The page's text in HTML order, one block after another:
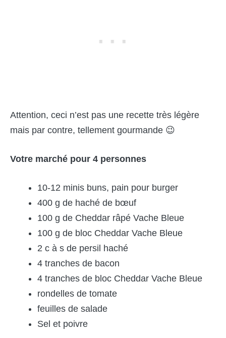
Attention, ceci n’est pas une recette très légère
mais par contre, tellement gourmande 😉
Votre marché pour 4 personnes
10-12 minis buns, pain pour burger
400 g de haché de bœuf
100 g de Cheddar râpé Vache Bleue
100 g de bloc Cheddar Vache Bleue
2 c à s de persil haché
4 tranches de bacon
4 tranches de bloc Cheddar Vache Bleue
rondelles de tomate
feuilles de salade
Sel et poivre